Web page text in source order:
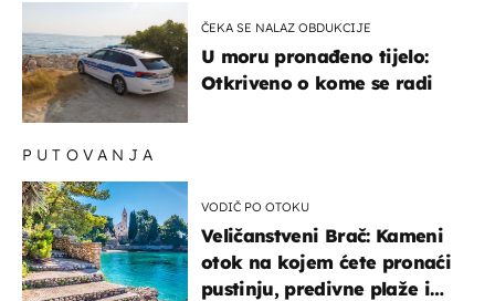
ČEKA SE NALAZ OBDUKCIJE
U moru pronađeno tijelo:
Otkriveno o kome se radi
PUTOVANJA
VODIČ PO OTOKU
Veličanstveni Brač: Kameni
otok na kojem ćete pronaći
pustinju, predivne plaže i